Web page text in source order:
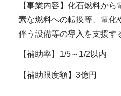
【事業内容】化石燃料か
素な燃料への転換等、電化
伴う設備等の導入を支援す
【補助率】1/5～1/2以内
【補助限度額】3億円